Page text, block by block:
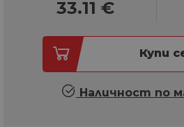
33.11 €
Купи
Наличност по